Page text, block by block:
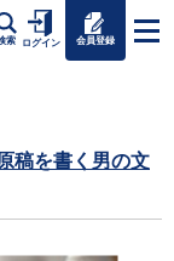
索 ログイン 会員登録
稿を書く男の文